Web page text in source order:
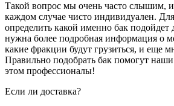
Такой вопрос мы очень часто слышим,
каждом случае чисто индивидуален.
определить какой именно бак подойдет
нужна более подробная информация о
какие фракции будут грузиться, и еще
Правильно подобрать бак помогут
этом профессионалы!
Если ли доставка?